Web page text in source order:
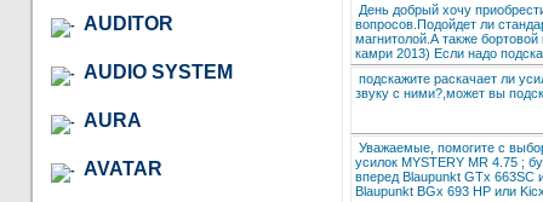
AUDITOR
AUDIO SYSTEM
AURA
AVATAR
День добрый хочу
вопросов.Подойдет ли
магнитолой.А также
камри 2013) Если надо
подскажите раскачает ли
звуку с ними?,может вы
Уважаемые, помогите с
усилок MYSTERY MR 4.75 ;
вперед Blaupunkt GTx 663SC
Blaupunkt BGx 693 HP или